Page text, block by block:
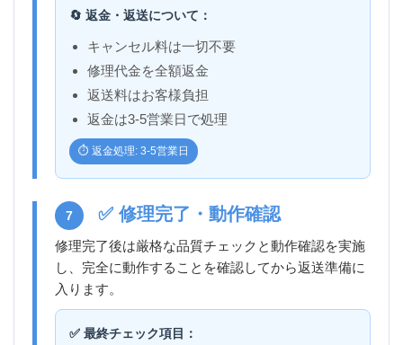
🔄 返金・返送について：
キャンセル料は一切不要
修理代金を全額返金
返送料はお客様負担
返金は3-5営業日で処理
⏱️ 返金処理: 3-5営業日
7 ✅ 修理完了・動作確認
修理完了後は厳格な品質チェックと動作確認を実施
し、完全に動作することを確認してから返送準備に
入ります。
✅ 最終チェック項目：